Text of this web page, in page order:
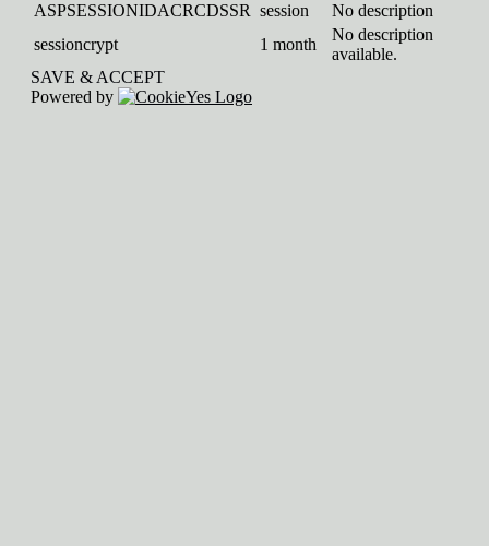
ASPSESSIONIDACRCDSSR session
No description
sessioncrypt
1 month
No description
available.
SAVE & ACCEPT
Powered by